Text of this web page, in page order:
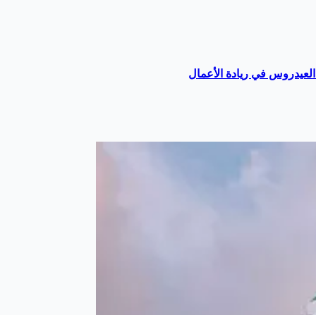
في ريادة الأعمال